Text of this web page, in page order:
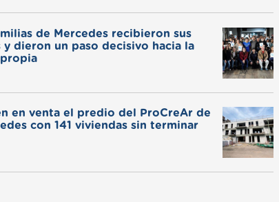
de Mercedes recibieron sus
y dieron un paso decisivo hacia la
propia
en venta el predio del ProCreAr de
con 141 viviendas sin terminar